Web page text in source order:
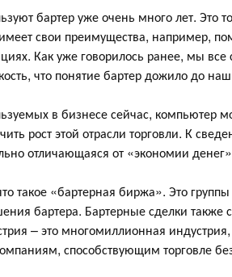
бартер уже очень много лет. Это
свои преимущества, например,
Как уже говорилось ранее, мы
что понятие бартер дожило до
в бизнесе сейчас, компьютер
рост этой отрасли торговли. К
отличающаяся от «экономии
такое «бартерная биржа». Это
бартера. Бартерные сделки также
– это многомиллионная
способствующим торговле